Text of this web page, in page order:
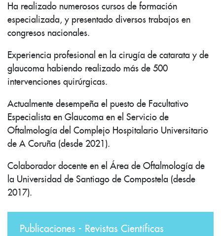
Ha realizado numerosos cursos de formación
especializada, y presentado diversos trabajos en
congresos nacionales.
Experiencia profesional en la cirugía de catarata y de
glaucoma habiendo realizado más de 500
intervenciones quirúrgicas.
Actualmente desempeña el puesto de Facultativo
Especialista en Glaucoma en el Servicio de
Oftalmología del Complejo Hospitalario Universitario
de A Coruña (desde 2021).
Colaborador docente en el Área de Oftalmología de
la Universidad de Santiago de Compostela (desde
2017).
Publicaciones - Revistas Científicas